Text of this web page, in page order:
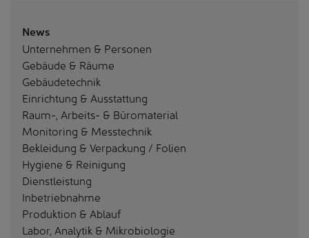
News
Unternehmen & Personen
Gebäude & Räume
Gebäudetechnik
Einrichtung & Ausstattung
Raum-, Arbeits- & Büromaterial
Monitoring & Messtechnik
Bekleidung & Verpackung / Folien
Hygiene & Reinigung
Dienstleistung
Inbetriebnahme
Produktion & Ablauf
Labor, Analytik & Mikrobiologie